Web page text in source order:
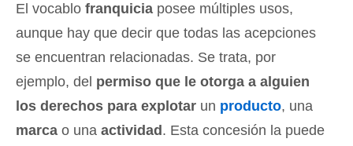
El vocablo franquicia posee múltiples usos,
aunque hay que decir que todas las acepciones
se encuentran relacionadas. Se trata, por
ejemplo, del permiso que le otorga a alguien
los derechos para explotar un producto, una
marca o una actividad . Esta concesión la puede